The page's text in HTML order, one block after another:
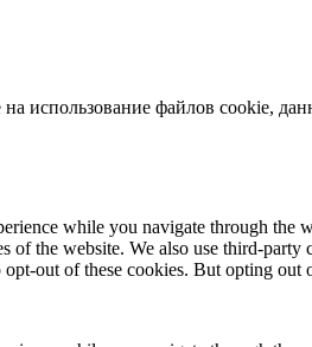
использование файлов cookie,
while you navigate through the
of the website. We also use third-
out of these cookies. But opting